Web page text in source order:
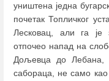
уништена једна
почетак Топличког
Лесковац, али га је
отпочео напад на
Дољевца до Лебана,
сабораца, не само